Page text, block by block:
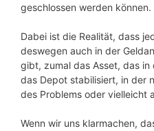
geschlossen werden können.
Dabei ist die Realität, dass
deswegen auch in der
gibt, zumal das Asset, das
das Depot stabilisiert, in der
des Problems oder vielleicht
Wenn wir uns klarmachen,